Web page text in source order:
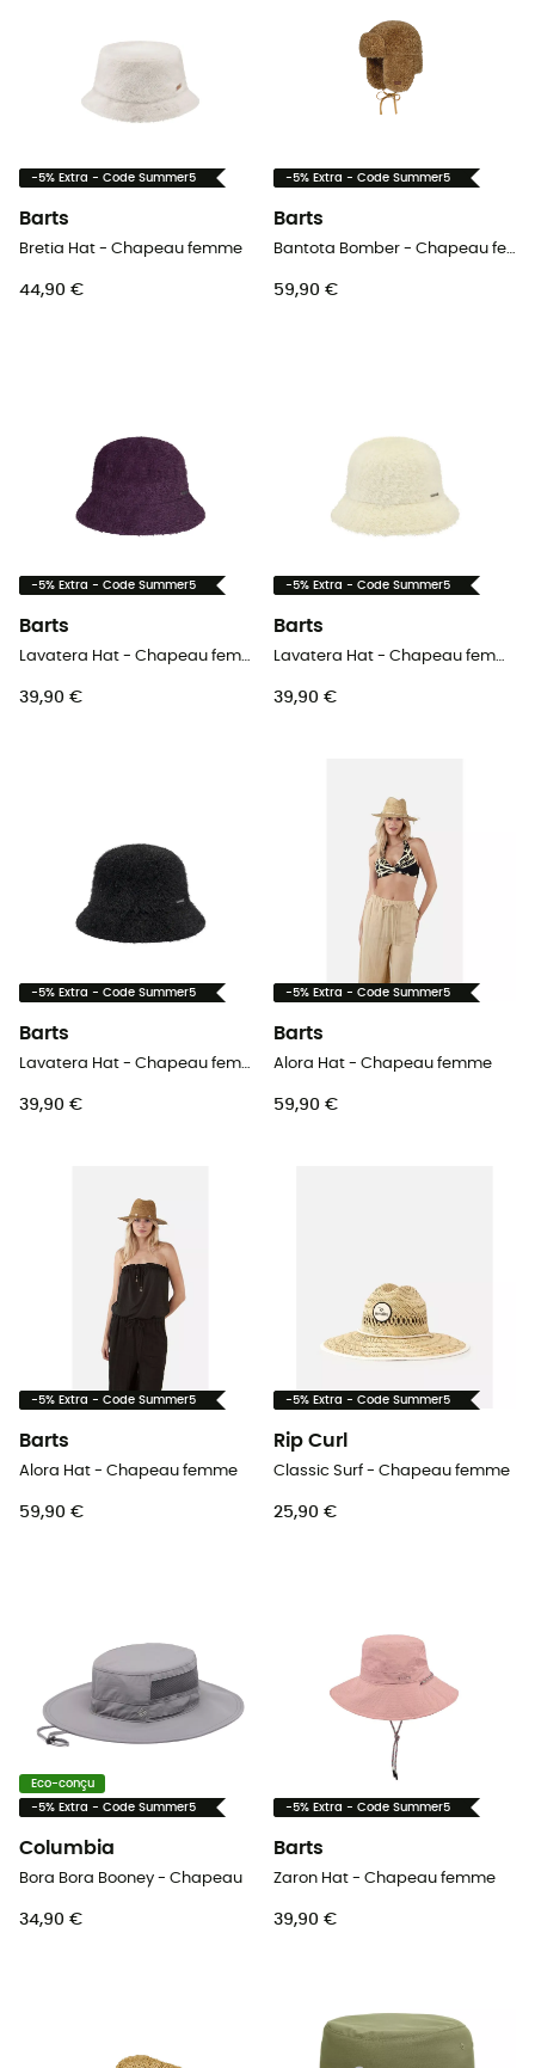
-5% Extra - Code Summer5
Barts
Bretia Hat - Chapeau femme
44,90 €
-5% Extra - Code Summer5
Barts
59,90 €
-5% Extra - Code Summer5
Barts
39,90 €
-5% Extra - Code Summer5
Barts
39,90 €
-5% Extra - Code Summer5
Barts
39,90 €
-5% Extra - Code Summer5
Barts
Alora Hat - Chapeau femme
59,90 €
-5% Extra - Code Summer5
Barts
Alora Hat - Chapeau femme
59,90 €
-5% Extra - Code Summer5
Rip Curl
Classic Surf - Chapeau femme
25,90 €
Eco-conçu
-5% Extra - Code Summer5
Columbia
Bora Bora Booney - Chapeau
34,90 €
-5% Extra - Code Summer5
Barts
Zaron Hat - Chapeau femme
39,90 €